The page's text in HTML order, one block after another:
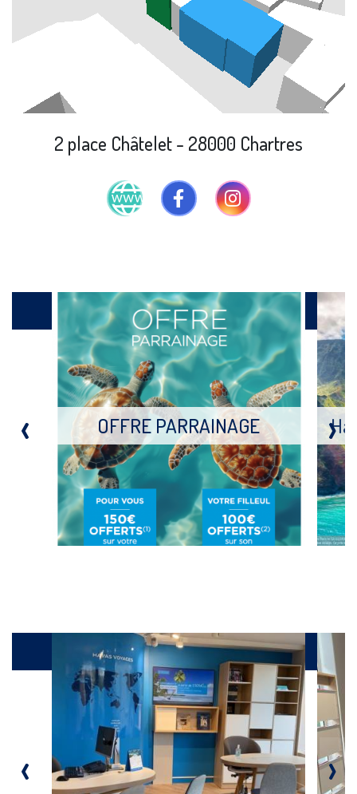
2 place Châtelet - 28000 Chartres
Produits
OFFRE PARRAINAGE
‹ ›
Galerie
‹ ›